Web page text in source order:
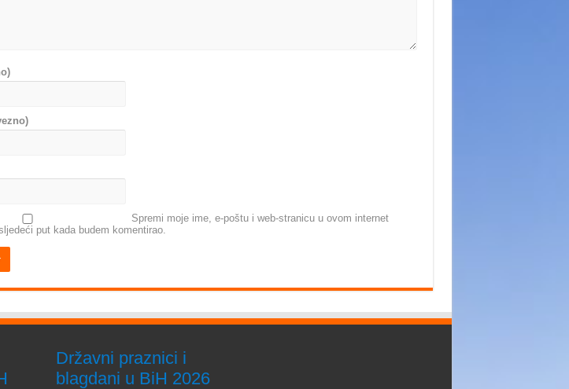
Spremi moje ime, e-poštu i web-stranicu u ovom internet
put kada budem komentirao.
Državni praznici i
blagdani u BiH 2026